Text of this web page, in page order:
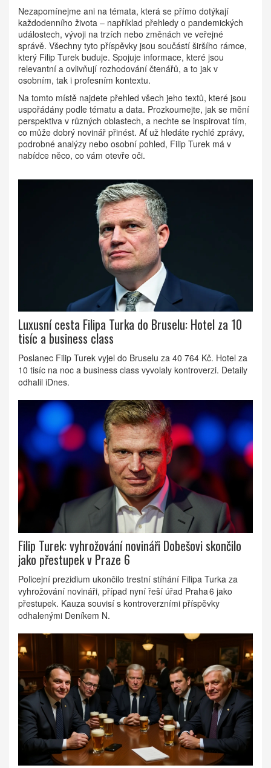
Nezapomínejme ani na témata, která se přímo dotýkají
každodenního života – například přehledy o pandemických
událostech, vývoji na trzích nebo změnách ve veřejné
správě. Všechny tyto příspěvky jsou součástí širšího rámce,
který Filip Turek buduje. Spojuje informace, které jsou
relevantní a ovlivňují rozhodování čtenářů, a to jak v
osobním, tak i profesním kontextu.
Na tomto místě najdete přehled všech jeho textů, které jsou
uspořádány podle tématu a data. Prozkoumejte, jak se mění
perspektiva v různých oblastech, a nechte se inspirovat tím,
co může dobrý novinář přinést. Ať už hledáte rychlé zprávy,
podrobné analýzy nebo osobní pohled, Filip Turek má v
nabídce něco, co vám otevře oči.
Luxusní cesta Filipa Turka do Bruselu: Hotel za 10
tisíc a business class
Poslanec Filip Turek vyjel do Bruselu za 40 764 Kč. Hotel za
10 tisíc na noc a business class vyvolaly kontroverzi. Detaily
odhalil iDnes.
Filip Turek: vyhrožování novináři Dobešovi skončilo
jako přestupek v Praze 6
Policejní prezidium ukončilo trestní stíhání Filipa Turka za
vyhrožování novináři, případ nyní řeší úřad Praha 6 jako
přestupek. Kauza souvisí s kontroverzními příspěvky
odhalenými Deníkem N.